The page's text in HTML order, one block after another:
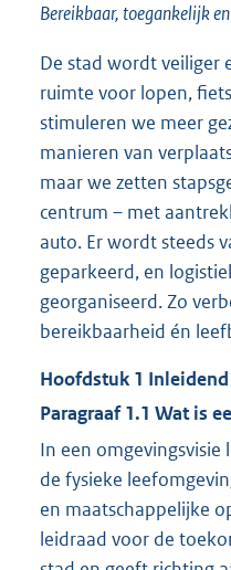
Bereikbaar, toegankelijk
De stad wordt veiliger
ruimte voor lopen,
stimuleren we meer
manieren van
maar we zetten
centrum – met
auto. Er wordt steeds
geparkeerd, en
georganiseerd. Zo
bereikbaarheid én
Hoofdstuk 1
Paragraaf1.1 Wat is
In een
de fysieke
en maatschappelijke
leidraad voor de